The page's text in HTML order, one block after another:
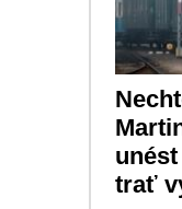
trať